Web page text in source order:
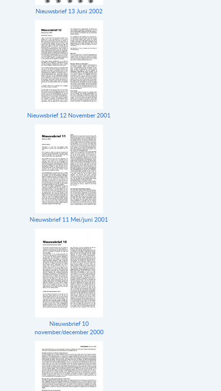
Nieuwsbrief 13 Juni 2002
Nieuwsbrief 12 November 2001
Nieuwsbrief 11 Mei/juni 2001
Nieuwsbrief 10
november/december 2000